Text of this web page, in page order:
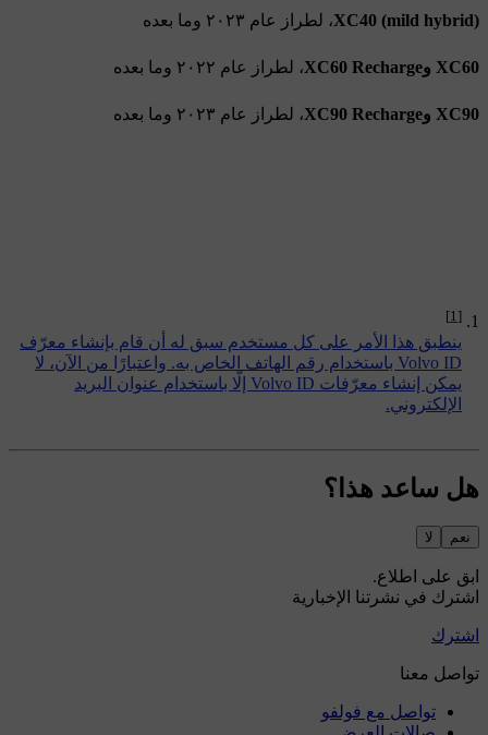
XC40 (mild hybrid)، لطراز عام ٢٠٢٣ وما بعده
XC60 وXC60 Recharge ، لطراز عام ٢٠٢٢ وما بعده
XC90 وXC90 Recharge ، لطراز عام ٢٠٢٣ وما بعده
[1]
ينطبق هذا الأمر على كل مستخدم سبق له أن قام بإنشاء معرّف
Volvo ID باستخدام رقم الهاتف الخاص به. واعتبارًا من الآن، لا
يمكن إنشاء معرّفات Volvo ID إلّا باستخدام عنوان البريد
الإلكتروني.
هل ساعد هذا؟
نعم لا